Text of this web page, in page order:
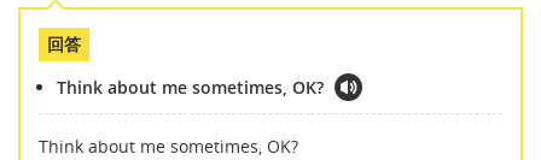
回答
Think about me sometimes, OK?
Think about me sometimes, OK?